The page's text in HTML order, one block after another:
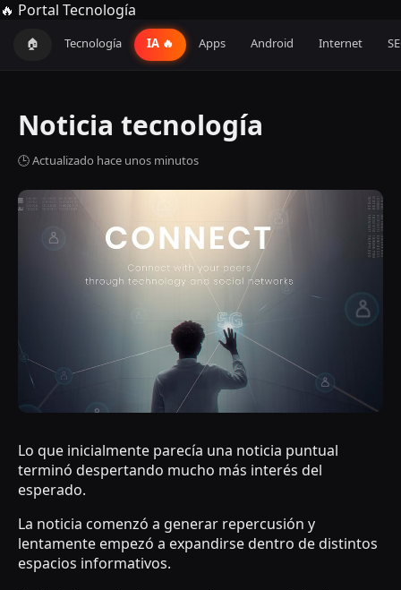
🔥 Portal Tecnología
🏠 Tecnología IA 🔥 Apps Android Internet
Noticia tecnología
🕒 Actualizado hace unos minutos
Lo que inicialmente parecía una noticia puntual
terminó despertando mucho más interés del
esperado.
La noticia comenzó a generar repercusión y
lentamente empezó a expandirse dentro de distintos
espacios informativos.